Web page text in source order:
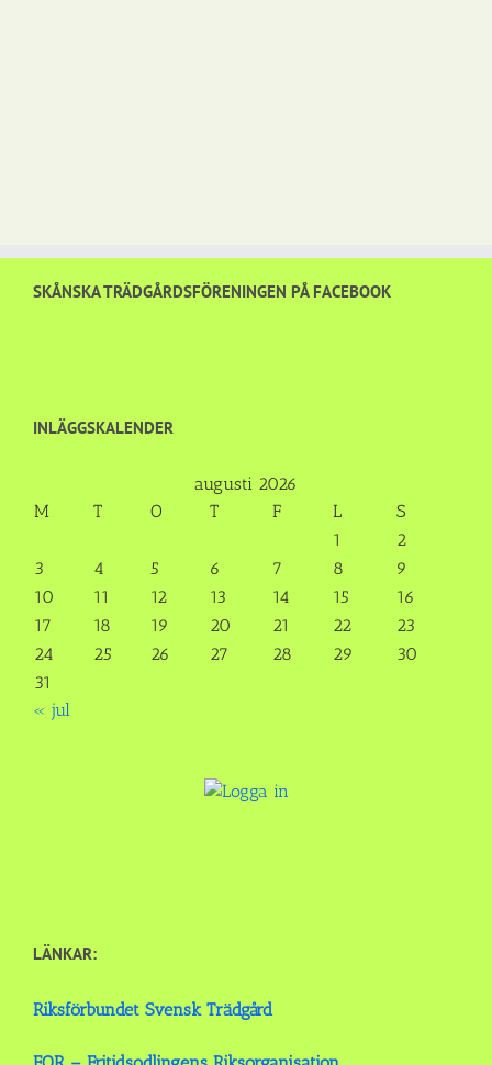
SKÅNSKA TRÄDGÅRDSFÖRENINGEN PÅ FACEBOOK
INLÄGGSKALENDER
augusti 2026
M
T O T F L
S
1
2
3
4 5 6 7 8
9
10
11 12 13 14 15
16
17
18 19 20 21 22
23
24
25 26 27 28 29
30
31
« jul
LÄNKAR:
Riksförbundet Svensk Trädgård